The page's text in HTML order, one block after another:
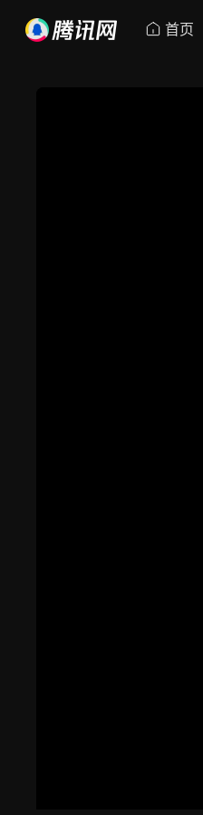
首页